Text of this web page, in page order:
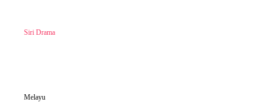
Siri Drama
Melayu